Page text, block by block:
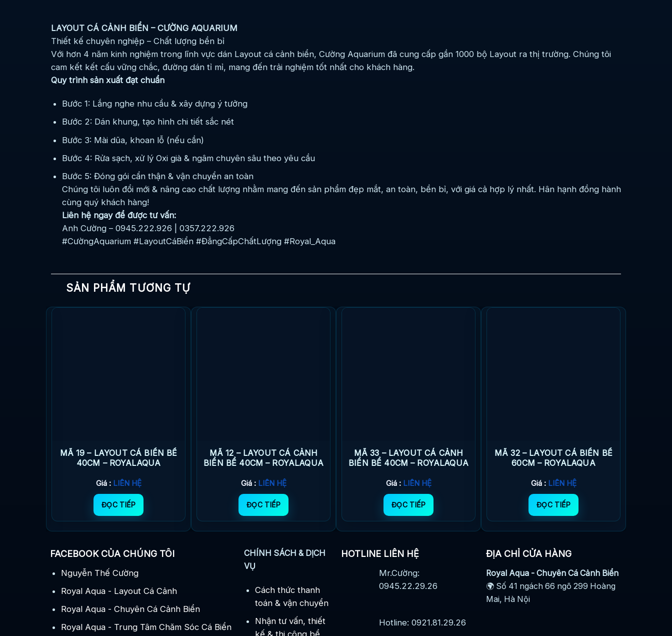
LAYOUT CÁ CẢNH BIỂN – CƯỜNG AQUARIUM
Thiết kế chuyên nghiệp – Chất lượng bền bỉ
Với hơn 4 năm kinh nghiệm trong lĩnh vực dán Layout cá cảnh biển, Cường Aquarium đã cung cấp gần 1000 bộ Layout ra thị trường. Chúng tôi
cam kết kết cấu vững chắc, đường dán tỉ mỉ, mang đến trải nghiệm tốt nhất cho khách hàng.
Quy trình sản xuất đạt chuẩn
Bước 1: Lắng nghe nhu cầu & xây dựng ý tưởng
Bước 2: Dán khung, tạo hình chi tiết sắc nét
Bước 3: Mài dũa, khoan lỗ (nếu cần)
Bước 4: Rửa sạch, xử lý Oxi già & ngâm chuyên sâu theo yêu cầu
Bước 5: Đóng gói cẩn thận & vận chuyển an toàn
Chúng tôi luôn đổi mới & nâng cao chất lượng nhằm mang đến sản phẩm đẹp mắt, an toàn, bền bỉ, với giá cả hợp lý nhất. Hân hạnh đồng hành
cùng quý khách hàng!
Liên hệ ngay để được tư vấn:
Anh Cường – 0945.222.926 | 0357.222.926
#CườngAquarium #LayoutCáBiển #ĐẳngCấpChấtLượng #Royal_Aqua
SẢN PHẨM TƯƠNG TỰ
MÃ 19 – LAYOUT CÁ BIỂN BỂ
40CM – ROYALAQUA
Giá : LIÊN HỆ
ĐỌC TIẾP
MÃ 12 – LAYOUT CÁ CẢNH
BIỂN BỂ 40CM – ROYALAQUA
Giá : LIÊN HỆ
ĐỌC TIẾP
MÃ 33 – LAYOUT CÁ CẢNH
BIỂN BỂ 40CM – ROYALAQUA
Giá : LIÊN HỆ
ĐỌC TIẾP
MÃ 32 – LAYOUT CÁ BIỂN BỂ
60CM – ROYALAQUA
Giá : LIÊN HỆ
ĐỌC TIẾP
FACEBOOK CỦA CHÚNG TÔI
Nguyễn Thế Cường
Royal Aqua - Layout Cá Cảnh
Royal Aqua - Chuyên Cá Cảnh Biển
Royal Aqua - Trung Tâm Chăm Sóc Cá Biển
CHÍNH SÁCH & DỊCH
VỤ
Cách thức thanh
toán & vận chuyển
Nhận tư vấn, thiết
HOTLINE LIÊN HỆ
Mr.Cường:
0945.22.29.26
Hotline: 0921.81.29.26
ĐỊA CHỈ CỬA HÀNG
Royal Aqua - Chuyên Cá Cảnh Biển
🌍 Số 41 ngách 66 ngõ 299 Hoàng
Mai, Hà Nội